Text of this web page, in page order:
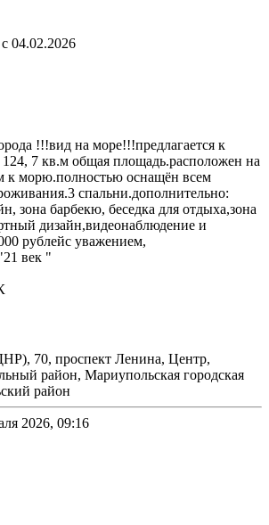
!!!вид на море!!!предлагается к
7 кв.м общая площадь.расположен на
к морю.полностью оснащён всем
спальни.дополнительно:
зона барбекю, беседка для отдыха,зона
дизайн,видеонаблюдение и
рублейс уважением,
век "
70, проспект Ленина, Центр,
район, Мариупольская городская
район
2026, 09:16